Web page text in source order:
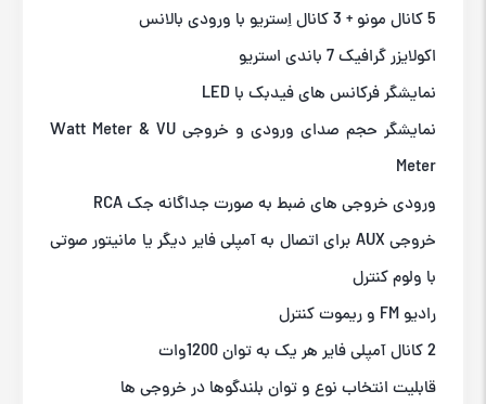
5 کانال مونو + 3 کانال اِستریو با ورودی بالانس
اکولایزر گرافیک 7 باندی استریو
نمایشگر فرکانس های فیدبک با LED
نمایشگر حجم صدای ورودی و خروجی Watt Meter & VU
Meter
ورودی خروجی های ضبط به صورت جداگانه جک RCA
خروجی AUX برای اتصال به آمپلی فایر دیگر یا مانیتور صوتی
با ولوم کنترل
رادیو FM و ریموت کنترل
2 کانال آمپلی فایر هر یک به توان 1200وات
قابلیت انتخاب نوع و توان بلندگوها در خروجی ها